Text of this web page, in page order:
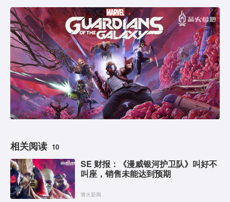
相关阅读 10
SE 财报：《漫威银河护卫队》叫好不
叫座，销售未能达到预期
篝火新闻